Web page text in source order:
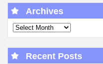
Archives
Recent Posts